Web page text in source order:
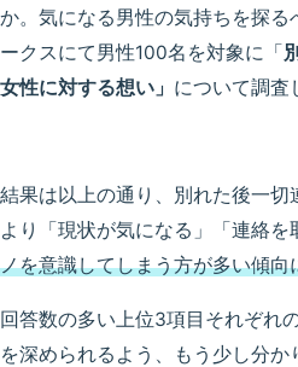
か。気になる男性の気持ちを探る
ークスにて男性100名を対象に「
女性に対する想い」 について調査
結果は以上の通り、別れた後一切
より「現状が気になる」「連絡
ノを意識してしまう方が多い傾向
回答数の多い上位3項目それぞれ
を深められるよう、もう少し分か